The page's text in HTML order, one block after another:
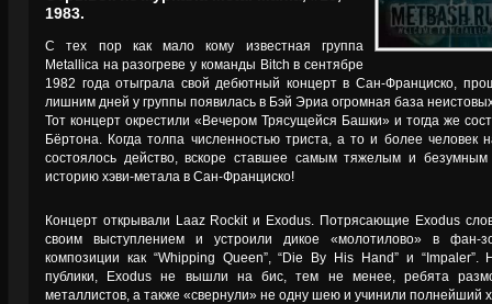
1983.
С тех пор как мало кому известная группа
Metallica на разогреве у команды Bitch в сентябре
1982 года отыграла свой дебютный концерт в Сан-Франциско,
лишним дней у группы появилась в Бэй Эриа огромная база
Тот концерт окрестили «Вечером Трясущейся Башки» и тогда же
Бёртона. Когда толпа численностью триста, а то и более человек
состоялось действо, вскоре ставшее самым тяжелым и
историю хэви-метала в Сан-Франциско!
Концерт открывали Laaz Rockit и Exodus. Потрясающие Exodus
своим выступлением и устроили дикое «молотилово» в фан-
композиции как “Whipping Queen”, “Die By His Hand” и
публики, Exodus не вышли на бис, тем не менее, ребята
металлистов, а также «свернули» не одну шею и учинили полнейший